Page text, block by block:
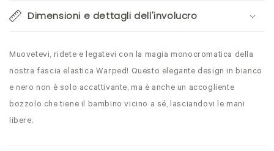
Dimensioni e dettagli dell'involucro
Muovetevi, ridete e legatevi con la magia monocromatica della
nostra fascia elastica Warped! Questo elegante design in bianco
e nero non è solo accattivante, ma è anche un accogliente
bozzolo che tiene il bambino vicino a sé, lasciandovi le mani
libere.